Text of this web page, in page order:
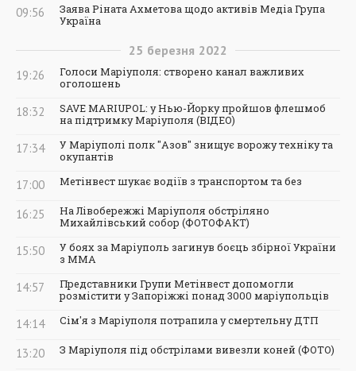
09:56
Заява Ріната Ахметова щодо активів Медіа Група
Україна
25 березня 2022
19:26
Голоси Маріуполя: створено канал важливих
оголошень
18:32
SAVE MARIUPOL: у Нью-Йорку пройшов флешмоб
на підтримку Маріуполя (ВІДЕО)
17:34
У Маріуполі полк "Азов" знищує ворожу техніку та
окупантів
17:00 Метінвест шукає водіїв з транспортом та без
16:25
На Лівобережжі Маріуполя обстріляно
Михайлівський собор (ФОТОФАКТ)
15:50
У боях за Маріуполь загинув боєць збірної України
з ММА
14:57
Представники Групи Метінвест допомогли
розмістити у Запоріжжі понад 3000 маріупольців
14:14 Сім'я з Маріуполя потрапила у смертельну ДТП
13:20 З Маріуполя під обстрілами вивезли коней (ФОТО)